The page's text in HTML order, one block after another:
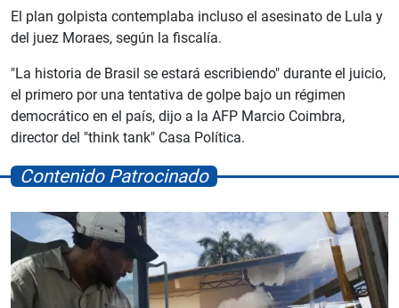
El plan golpista contemplaba incluso el asesinato de Lula y
del juez Moraes, según la fiscalía.
"La historia de Brasil se estará escribiendo" durante el juicio,
el primero por una tentativa de golpe bajo un régimen
democrático en el país, dijo a la AFP Marcio Coimbra,
director del "think tank" Casa Política.
Contenido Patrocinado